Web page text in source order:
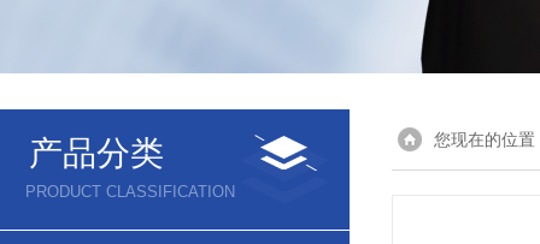
产品分类
PRODUCT CLASSIFICATION
您现在的位置